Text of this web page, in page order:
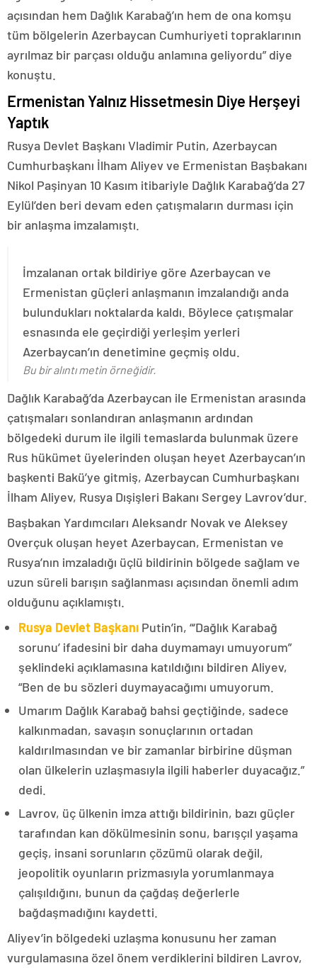
açısından hem Dağlık Karabağ’ın hem de ona komşu
tüm bölgelerin Azerbaycan Cumhuriyeti topraklarının
ayrılmaz bir parçası olduğu anlamına geliyordu” diye
konuştu.
Ermenistan Yalnız Hissetmesin Diye Herşeyi
Yaptık
Rusya Devlet Başkanı Vladimir Putin, Azerbaycan
Cumhurbaşkanı İlham Aliyev ve Ermenistan Başbakanı
Nikol Paşinyan 10 Kasım itibariyle Dağlık Karabağ’da 27
Eylül’den beri devam eden çatışmaların durması için
bir anlaşma imzalamıştı.
İmzalanan ortak bildiriye göre Azerbaycan ve
Ermenistan güçleri anlaşmanın imzalandığı anda
bulundukları noktalarda kaldı. Böylece çatışmalar
esnasında ele geçirdiği yerleşim yerleri
Azerbaycan’ın denetimine geçmiş oldu.
Bu bir alıntı metin örneğidir.
Dağlık Karabağ’da Azerbaycan ile Ermenistan arasında
çatışmaları sonlandıran anlaşmanın ardından
bölgedeki durum ile ilgili temaslarda bulunmak üzere
Rus hükümet üyelerinden oluşan heyet Azerbaycan’ın
başkenti Bakü’ye gitmiş, Azerbaycan Cumhurbaşkanı
İlham Aliyev, Rusya Dışişleri Bakanı Sergey Lavrov’dur.
Başbakan Yardımcıları Aleksandr Novak ve Aleksey
Overçuk oluşan heyet Azerbaycan, Ermenistan ve
Rusya’nın imzaladığı üçlü bildirinin bölgede sağlam ve
uzun süreli barışın sağlanması açısından önemli adım
olduğunu açıklamıştı.
Rusya Devlet Başkanı Putin’in, “‘Dağlık Karabağ
sorunu’ ifadesini bir daha duymamayı umuyorum”
şeklindeki açıklamasına katıldığını bildiren Aliyev,
“Ben de bu sözleri duymayacağımı umuyorum.
Umarım Dağlık Karabağ bahsi geçtiğinde, sadece
kalkınmadan, savaşın sonuçlarının ortadan
kaldırılmasından ve bir zamanlar birbirine düşman
olan ülkelerin uzlaşmasıyla ilgili haberler duyacağız.”
dedi.
Lavrov, üç ülkenin imza attığı bildirinin, bazı güçler
tarafından kan dökülmesinin sonu, barışçıl yaşama
geçiş, insani sorunların çözümü olarak değil,
jeopolitik oyunların prizmasıyla yorumlanmaya
çalışıldığını, bunun da çağdaş değerlerle
bağdaşmadığını kaydetti.
Aliyev’in bölgedeki uzlaşma konusunu her zaman
vurgulamasına özel önem verdiklerini bildiren Lavrov,